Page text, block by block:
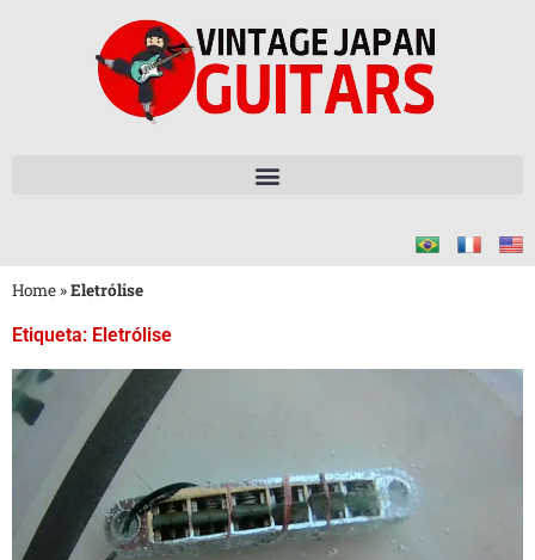
Home »Eletrólise
Etiqueta: Eletrólise